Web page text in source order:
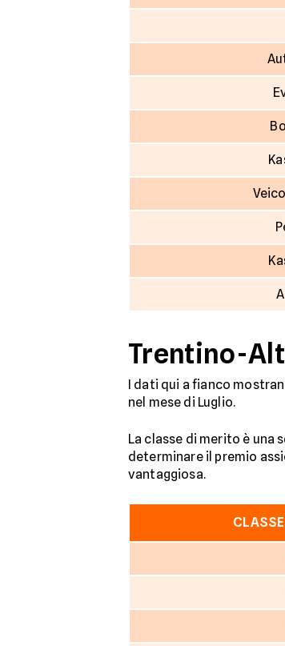
Trentino-
I dati qui a fianco
nel mese di Luglio.
La classe di merito è una
determinare il premio
vantaggiosa.